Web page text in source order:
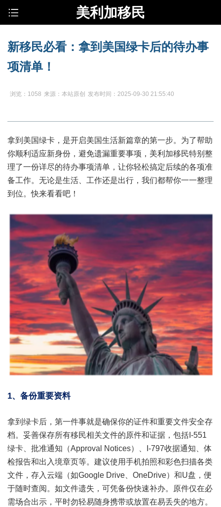
美利加移民
新移民必看：拿到美国绿卡后的待办事
项清单！
浏览：1058 来源：本站原创 发布时间：2025-09-30 21:55:40
拿到美国绿卡，是开启美国生活新篇章的第一步。为了帮助
你顺利适应新身份，避免遗漏重要事项， 美利加移民特别整
理了一份详尽的待办事项清单，让你轻松搞定后续的各项准
备工作。无论是生活、工作还是出行，我们都帮你一一整理
到位。快来看看吧！
1、备份重要资料
拿到绿卡后，第一件事就是确保你的证件和重要文件安全存
档。妥善保存所有移民相关文件的原件和证据，包括I-551
绿卡、批准通知（Approval Notices）、I-797收据通知、体
检报告和出入境章页等。建议使用手机拍照和彩色扫描各类
文件，存入云端（如Google Drive、OneDrive）和U盘，便
于随时查阅。如文件遗失，可凭备份快速补办。原件仅在必
需场合出示，平时勿轻易随身携带或放置在易丢失的地方。